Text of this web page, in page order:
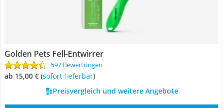
Golden Pets Fell-Entwirrer
597 Bewertungen
ab 15,00 € ( Sofort lieferbar)
Preisvergleich und weitere Angebote